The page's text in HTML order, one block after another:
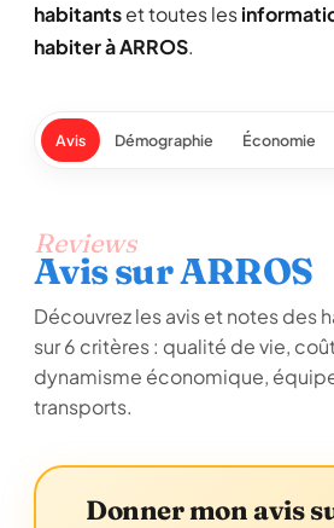
habitantset toutes les
habiter à ARROS.
Avis Démographie Économie
Reviews
Avis sur ARROS
Découvrez les avis et notes des
sur 6 critères : qualité de vie,
dynamisme économique,
transports.
Donner mon avis